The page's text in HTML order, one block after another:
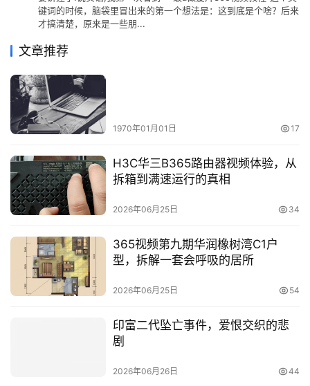
键词的时候，脑袋里冒出来的第一个想法是：这到底是个啥？后来
才搞清楚，原来是一些朋...
文章推荐
1970年01月01日 17
H3C华三B365路由器视频体验，从
拆箱到满速运行的真相
2026年06月25日 34
365视频第九期华润橡树湾C1户
型，拆解一套会呼吸的居所
2026年06月25日 54
印富二代坠亡事件，爱恨交织的悲
剧
2026年06月26日 44